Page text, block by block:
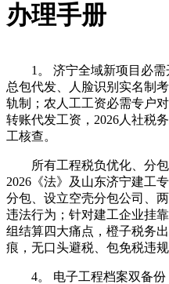
办理手册
1。 济宁全域新项目必需
总包代发、人脸识别实名制
轨制；农人工工资必需专户
转账代发工资，2026人社税
工核查。
所有工程税负优化、分包
2026《法》及山东济宁建工
分包、设立空壳分包公司、
违法行为；针对建工企业挂
组结算四大痛点，橙子税务
痕，无口头避税、包免税违规
4。 电子工程档案双备份